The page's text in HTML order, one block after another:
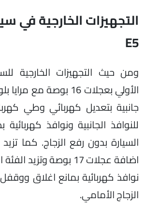
التجهيزات الخارجية في
E5
ومن حيث التجهيزات الخارجية
الأولي بعجلات 16 بوصة
جانبية بتعديل كهربائي وطي
للنوافذ الجانبية ونوافذ
السيارة بدون رفع الزجاج. كما تزيد
اضافة عجلات 17 بوصة
نوافذ كهربائية بمانع اغلاق
الزجاج الأمامي.